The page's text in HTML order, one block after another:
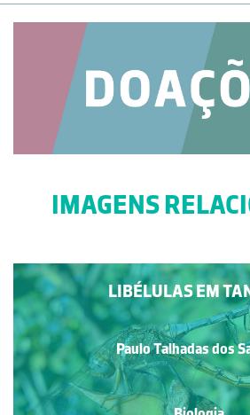
IMAGENS
LIBÉLULAS EM
Paulo Talhadas dos